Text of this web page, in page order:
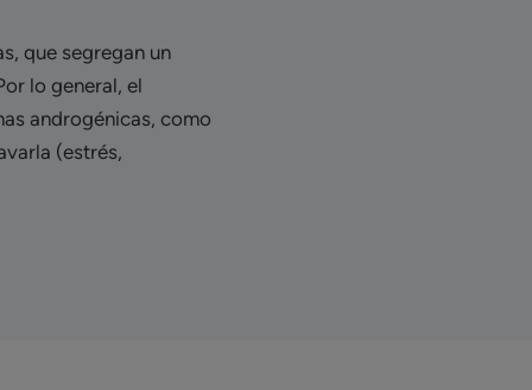
que segregan un
lo general, el
androgénicas, como
(estrés,